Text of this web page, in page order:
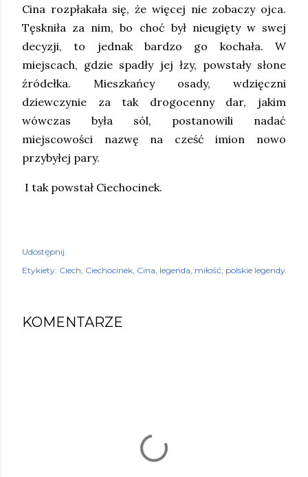
Cina rozpłakała się, że więcej nie zobaczy ojca.
Tęskniła za nim, bo choć był nieugięty w swej
decyzji, to jednak bardzo go kochała. W
miejscach, gdzie spadły jej łzy, powstały słone
źródełka. Mieszkańcy osady, wdzięczni
dziewczynie za tak drogocenny dar, jakim
wówczas była sól, postanowili nadać
miejscowości nazwę na cześć imion nowo
przybyłej pary.
I tak powstał Ciechocinek.
Udostępnij
Etykiety: Ciech Ciechocinek Cina legenda miłość polskie legendy
KOMENTARZE